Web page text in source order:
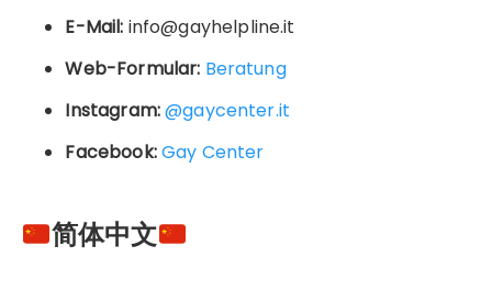
E-Mail: info@gayhelpline.it
Web-Formular: Beratung
Instagram:@gaycenter.it
Facebook:Gay Center
简体中文